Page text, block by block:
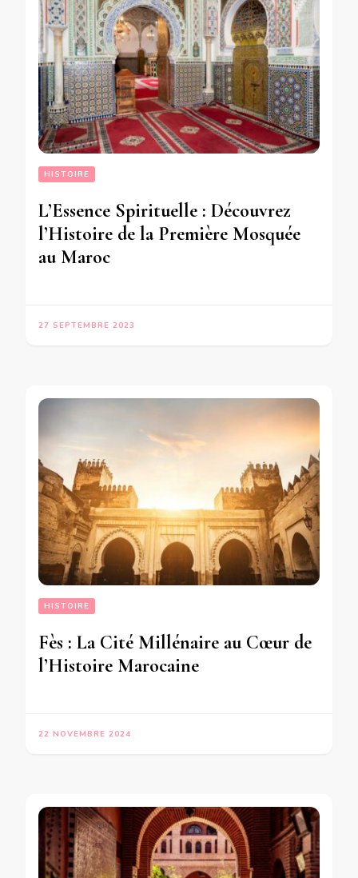
HISTOIRE
L’Essence Spirituelle : Découvrez
l’Histoire de la Première Mosquée
au Maroc
27 SEPTEMBRE 2023
HISTOIRE
Fès : La Cité Millénaire au Cœur de
l’Histoire Marocaine
22 NOVEMBRE 2024